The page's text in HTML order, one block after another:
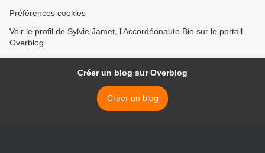
Préférences cookies
Voir le profil de Sylvie Jamet, l'Accordéonaute Bio sur le portail
Overblog
Créer un blog sur Overblog
Créer un blog